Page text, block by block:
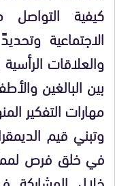
كيفية التواصل
الاجتماعية
والعلاقات
بين البالغين
مهارات التفكير
وتبني قيم
في خلق فرص